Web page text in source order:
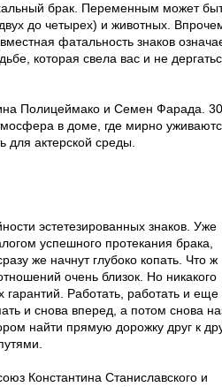
брак. Переменным может
до четырех) и животных.
фатальность знаков
которая свела вас и не
Полицеймако и Семен Фарада.
в доме, где мирно
для актерской среды.
эстетезированных знаков. Уже
успешного протекания брака,
же начнут глубоко копать. Что ж
очень близок. Но никакого
гарантий. Работать, работать и еще
и снова вперед, а потом снова
найти прямую дорожку друг к
Константина Станиславского и